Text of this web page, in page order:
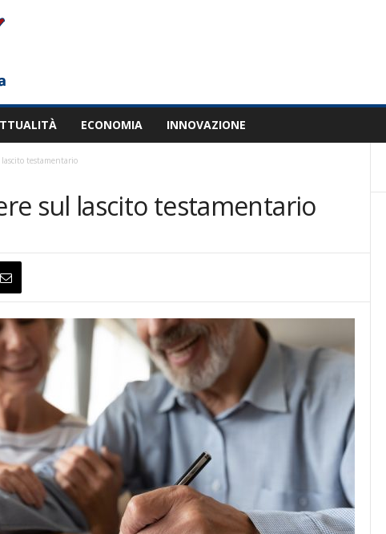
ECONOMIA INNOVAZIONE
lascito testamentario
sul lascito testamentario